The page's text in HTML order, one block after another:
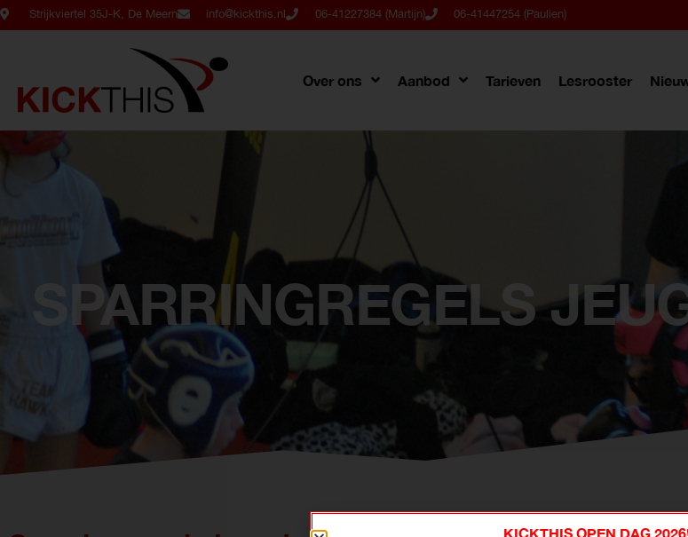
Strijkviertel 35J-K, De Meern info@kickthis.nl 06-41227384 (Martijn) 06-41447254 (Paulien)
Over ons Aanbod Tarieven Lesrooster
SPARRINGREGELS
KICKTHIS OPEN DAG